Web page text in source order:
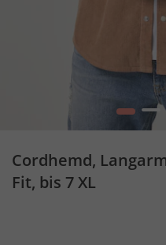
1 2
Cordhemd,
Fit, bis 7 XL